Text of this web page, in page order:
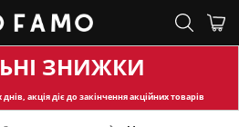
ЗНИЖКИ
акція діє до закінчення акційних товарів